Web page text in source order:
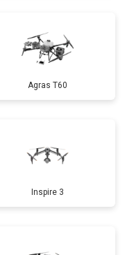
Agras T60
Inspire 3